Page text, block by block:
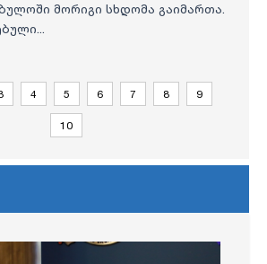
მორიგი სხდომა გაიმართა.
4 5 6 7 8 9
10